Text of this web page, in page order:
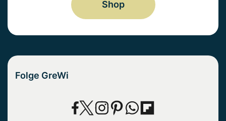
Shop
Folge GreWi